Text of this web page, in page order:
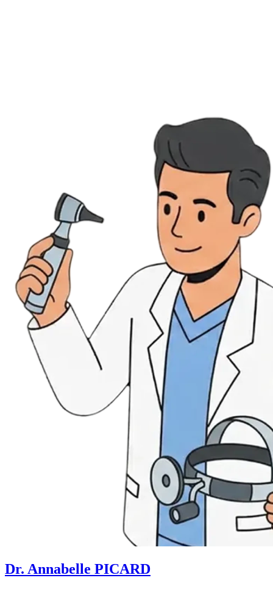
Dr. Annabelle PICARD